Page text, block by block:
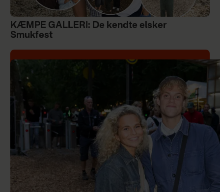
KÆMPE GALLERI: De kendte elsker
Smukfest